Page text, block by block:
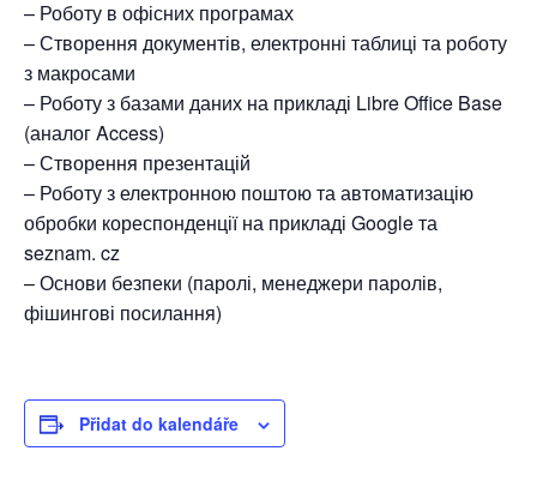
– Роботу в офісних програмах
– Створення документів, електронні таблиці та роботу
з макросами
– Роботу з базами даних на прикладі Libre Office Base
(аналог Access)
– Створення презентацій
– Роботу з електронною поштою та автоматизацію
обробки кореспонденції на прикладі Google та
seznam. cz
– Основи безпеки (паролі, менеджери паролів,
фішингові посилання)
Přidat do kalendáře